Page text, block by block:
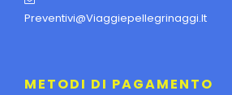
Preventivi@viaggiepellegrinaggi.it
METODI DI PAGAMENTO